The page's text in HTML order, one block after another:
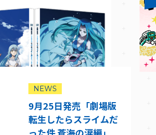
NEWS
9月25日発売「劇場版
転生したらスライムだ